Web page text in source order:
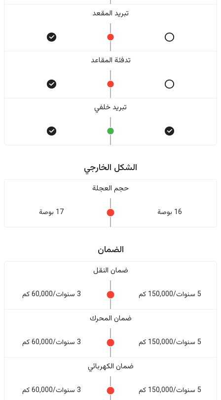
تبريد المقعد
تدفئة المقاعد
تبريد خلفي
الشكل الخارجي
حجم العجلة
16 بوصة 17 بوصة
الضمان
ضمان النقل
5 سنوات/150,000 كم 3 سنوات/60,000 كم
ضمان المحرك
5 سنوات/150,000 كم 3 سنوات/60,000 كم
ضمان الكهربائي
5 سنوات/150,000 كم 3 سنوات/60,000 كم